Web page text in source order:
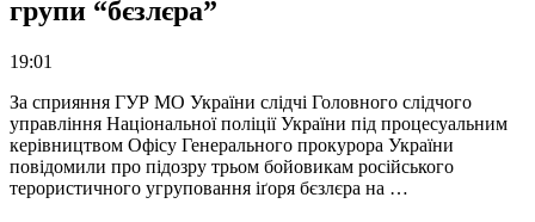
групи “бєзлєра”
19:01
За сприяння ГУР МО України слідчі Головного слідчого
управління Національної поліції України під процесуальним
керівництвом Офісу Генерального прокурора України
повідомили про підозру трьом бойовикам російського
терористичного угруповання іґоря бєзлєра на …